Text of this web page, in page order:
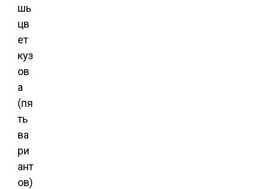
шь
цв
ет
куз
ов
а
(пя
ть
ва
ри
ант
ов)